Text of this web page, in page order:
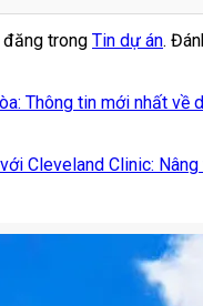
trong Tin dự án.
Thông tin mới nhất về
Cleveland Clinic: